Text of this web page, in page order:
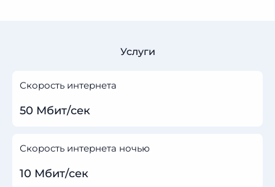
Услуги
Скорость интернета
50 Мбит/сек
Скорость интернета ночью
10 Мбит/сек